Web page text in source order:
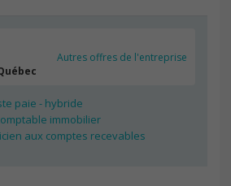
Autres offres de l'entreprise
paie - hybride
immobilier
aux comptes recevables